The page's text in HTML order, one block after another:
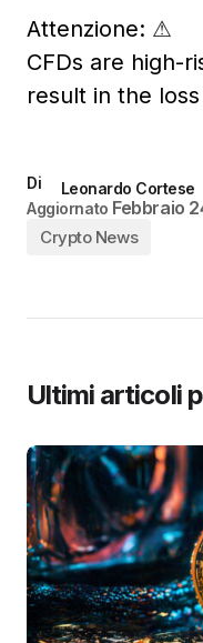
Attenzione: ⚠
CFDs are high-
result in the
Di
Leonardo Cortese
Aggiornato Febbraio
Crypto News
Ultimi articoli